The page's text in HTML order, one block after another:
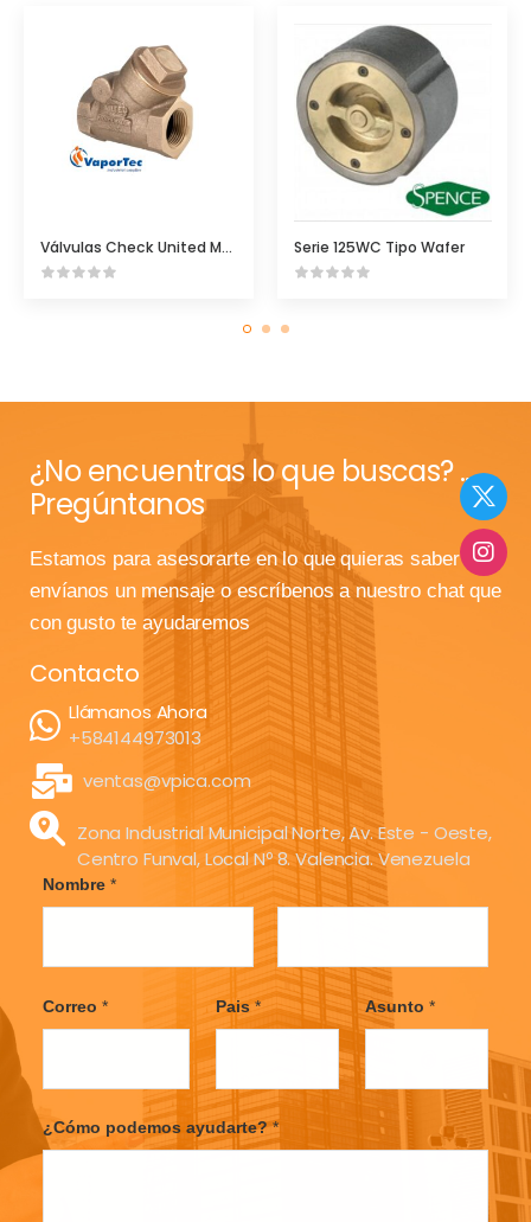
Válvulas Check United Mod 62T Serie 125WC Tipo Wafer
¿No encuentras lo que buscas? ...
Pregúntanos
Estamos para asesorarte en lo que quieras saber
envíanos un mensaje o escríbenos a nuestro chat que
con gusto te ayudaremos
Contacto
Llámanos Ahora
+584144973013
ventas@vpica.com
Zona Industrial Municipal Norte, Av. Este - Oeste,
Centro Funval, Local Nº 8. Valencia. Venezuela
Nombre *
r
s
L
a
s
t
Correo * Pais* Asunto *
¿Cómo podemos ayudarte?*